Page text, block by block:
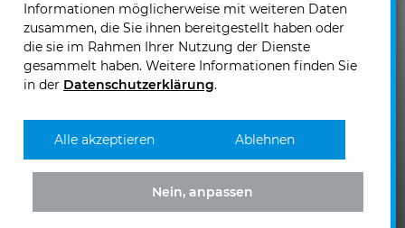
KIRCHHOFF Mobility GmbH & Co. KG
Nikolaus-Otto-Straße 5
40721 Hilden
Telefon:+49 2103 5876 - 0
MobilityMobility
KIRCHHOFF
Mobility
KIRCHHOFF
Mobility
Informationen möglicherweise mit weiteren Daten
zusammen, die Sie ihnen bereitgestellt haben oder
die sie im Rahmen Ihrer Nutzung der Dienste
gesammelt haben. Weitere Informationen finden Sie
in der Datenschutzerklärung.
Nein, anpassen
Ablehnen
Alle akzeptieren